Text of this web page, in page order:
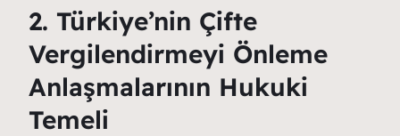
2. Türkiye’nin Çifte
Vergilendirmeyi Önleme
Anlaşmalarının Hukuki
Temeli